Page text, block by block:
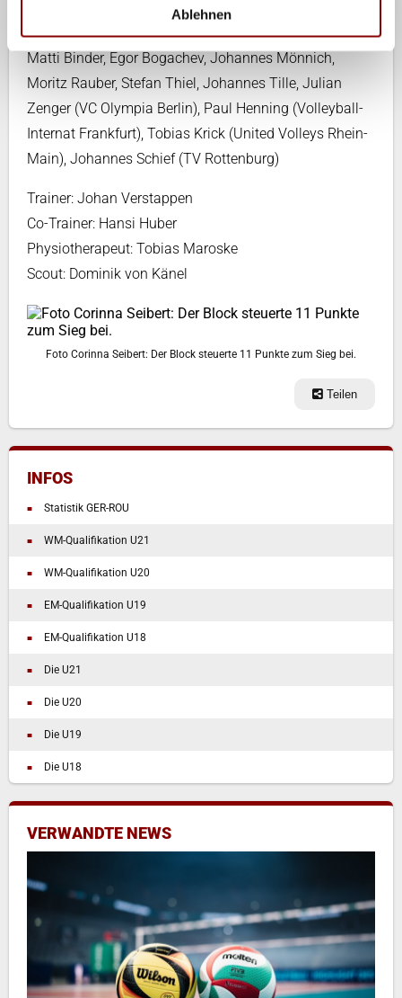
Ablehnen
Der 12-er Kader U21: Maximilian Auste, Corbin Balster,
Matti Binder, Egor Bogachev, Johannes Mönnich,
Moritz Rauber, Stefan Thiel, Johannes Tille, Julian
Zenger (VC Olympia Berlin), Paul Henning (Volleyball-
Internat Frankfurt), Tobias Krick (United Volleys Rhein-
Main), Johannes Schief (TV Rottenburg)
Trainer: Johan Verstappen
Co-Trainer: Hansi Huber
Physiotherapeut: Tobias Maroske
Scout: Dominik von Känel
Foto Corinna Seibert: Der Block steuerte 11 Punkte zum Sieg bei.
Teilen
INFOS
Statistik GER-ROU
WM-Qualifikation U21
WM-Qualifikation U20
EM-Qualifikation U19
EM-Qualifikation U18
Die U21
Die U20
Die U19
Die U18
VERWANDTE NEWS